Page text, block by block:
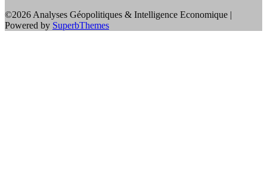
©2026 Analyses Géopolitiques & Intelligence Economique |
Powered by SuperbThemes